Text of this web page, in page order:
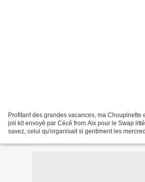
Profitant des grandes vacances, ma Choupinette
joli kit envoyé par Cécé from Aix pour le Swap
savez, celui qu'organisait si gentiment les